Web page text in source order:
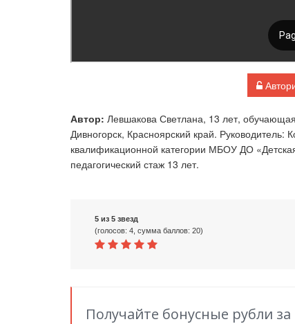
Автор: Левшакова Светлана, 13 лет,
Дивногорск, Красноярский край.
квалификационной категории МБОУ ДО
педагогический стаж 13 лет.
5 из 5 звезд
(голосов: 4, сумма баллов: 20)
Получайте бонусные рубли